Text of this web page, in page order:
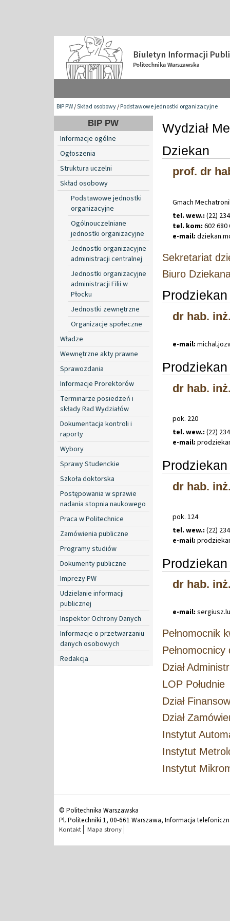
BIP PW/Skład osobowy/Podstawowe jednostki organizacyjne
BIP PW
Informacje ogólne
Ogłoszenia
Struktura uczelni
Skład osobowy
Podstawowe jednostki
organizacyjne
Ogólnouczelniane
jednostki organizacyjne
Jednostki organizacyjne
administracji centralnej
Jednostki organizacyjne
administracji Filii w
Płocku
Jednostki zewnętrzne
Organizacje społeczne
Władze
Wewnętrzne akty prawne
Sprawozdania
Informacje Prorektorów
Terminarze posiedzeń i
składy Rad Wydziałów
Dokumentacja kontroli i
raporty
Wybory
Sprawy Studenckie
Szkoła doktorska
Postępowania w sprawie
nadania stopnia naukowego
Praca w Politechnice
Zamówienia publiczne
Programy studiów
Dokumenty publiczne
Imprezy PW
Udzielanie informacji
publicznej
Inspektor Ochrony Danych
Informacje o przetwarzaniu
danych osobowych
Redakcja
Wydział
Dziekan
prof. dr
Gmach
tel. wew.: (22)
tel. kom: 602 680
e-mail: dziekan.
Sekretariat
Biuro
dr hab.
e-mail: michal.
dr hab.
pok. 220
tel. wew.: (22)
e-mail:
dr hab.
pok. 124
tel. wew.: (22)
e-mail:
dr hab.
e-mail: sergiusz.
Pełnomocnik
Pełnomocnicy
Dział
LOP Południe
Dział
Dział
Instytut
Instytut
Instytut
© Politechnika Warszawska
Pl. Politechniki 1, 00-661 Warszawa, Informacja
Kontakt Mapa strony